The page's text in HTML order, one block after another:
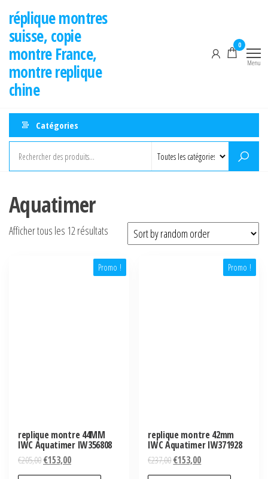
contenu
réplique montres
suisse, copie
montre France,
montre replique
chine
0
Menu
Catégories
Aquatimer
Afficher tous les 12 résultats
Promo !
replique montre 44MM
IWC Aquatimer IW356808
€205,00€153,00
Promo !
replique montre 42mm
IWC Aquatimer IW371928
€237,00€153,00